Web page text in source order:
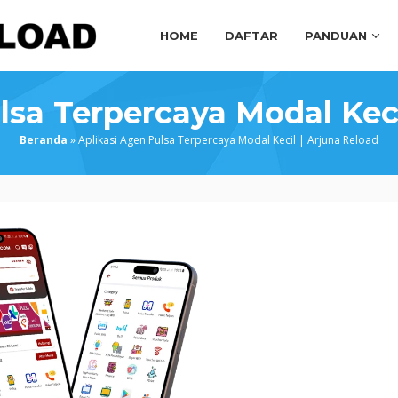
HOME DAFTAR PANDUAN
Terpercaya Modal
Beranda »Aplikasi Agen Pulsa Terpercaya Modal Kecil | Arjuna Reload